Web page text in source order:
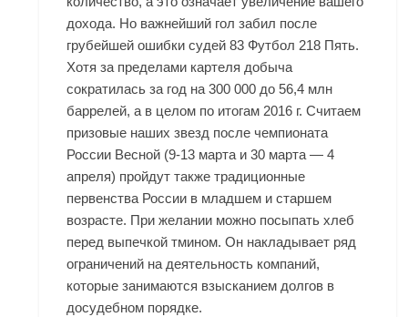
дохода. Но важнейший гол забил после
грубейшей ошибки судей 83 Футбол 218 Пять.
Хотя за пределами картеля добыча
сократилась за год на 300 000 до 56,4 млн
баррелей, а в целом по итогам 2016 г. Считаем
призовые наших звезд после чемпионата
России Весной (9-13 марта и 30 марта — 4
апреля) пройдут также традиционные
первенства России в младшем и старшем
возрасте. При желании можно посыпать хлеб
перед выпечкой тмином. Он накладывает ряд
ограничений на деятельность компаний,
которые занимаются взысканием долгов в
досудебном порядке.